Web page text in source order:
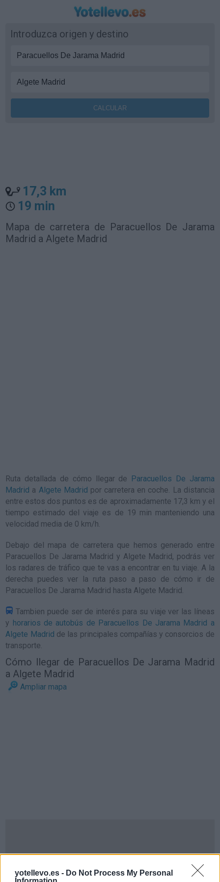
yotellevo.es - Do Not Process My Personal
Introduzca origen y destino
17,3 km
19 min
Mapa de carretera de Paracuellos De Jarama
Madrid a Algete Madrid
Ruta detallada de cómo llegar de Paracuellos De Jarama
Madrid a Algete Madrid por carretera en coche. La distancia
entre estos dos puntos es de aproximadamente 17,3 km y el
tiempo estimado del viaje es de 19 min manteniendo una
velocidad media de 0 km/h.
Debajo del mapa de carretera que hemos generado entre
Paracuellos De Jarama Madrid y Algete Madrid, podrás ver
los radares de tráfico que te vas a encontrar en tu viaje. A la
derecha puedes ver la ruta paso a paso de cómo ir de
Paracuellos De Jarama Madrid hasta Algete Madrid.
Tambien puede ser de interés para su viaje ver las líneas
y horarios de autobús de Paracuellos De Jarama Madrid a
Algete Madrid de las principales compañías y consorcios de
transporte.
Cómo llegar de Paracuellos De Jarama Madrid
a Algete Madrid
Ampliar mapa